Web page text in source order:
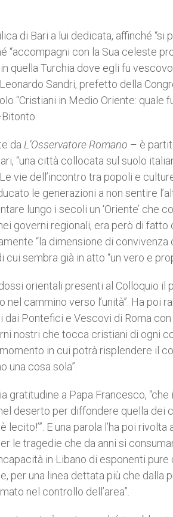
di Bari a lui dedicata, affinché “si
con la Sua celeste
quella Turchia dove egli fu
Sandri, prefetto della
“Cristiani in Medio Oriente: quale
da L’Osservatore Romano – è
“una città collocata sul suolo
vie dell’incontro tra popoli e
le generazioni a non sentire
lungo i secoli un ‘Oriente’ che
governi regionali, era però di
“la dimensione di
sembra già in atto “un vero e
orientali presenti al Colloquio il
cammino verso l’unità”. Ha poi
Pontefici e Vescovi di Roma
nostri che tocca cristiani di ogni
in cui potrà risplendere il
una cosa sola”.
gratitudine a Papa Francesco,
deserto per diffondere quella dei
E una parola l’ha poi
le tragedie che da anni si
in Libano di esponenti
per una linea dettata più che dalla
nel controllo dell’area”.